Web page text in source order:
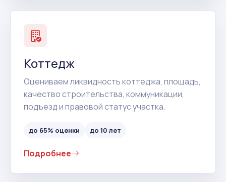
Коттедж
Оцениваем ликвидность коттеджа, площадь,
качество строительства, коммуникации,
подъезд и правовой статус участка.
до 65% оценки до 10 лет
Подробнее